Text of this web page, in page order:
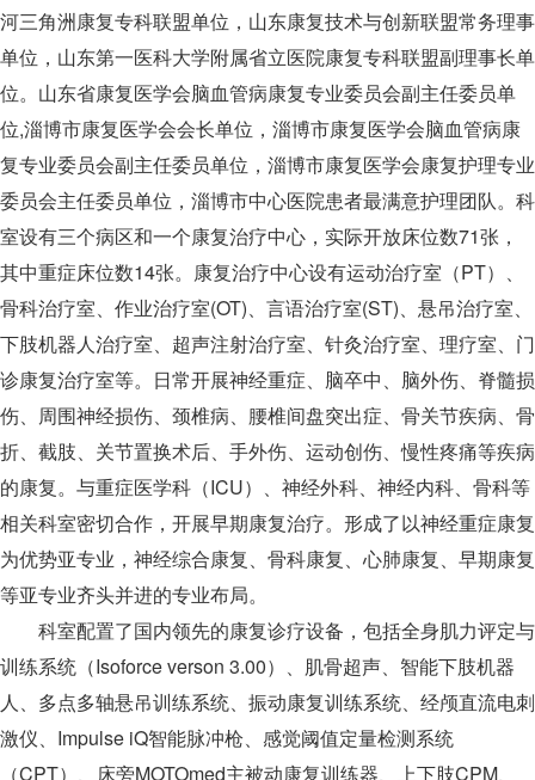
河三角洲康复专科联盟单位，山东康复技术与创新联盟常务理事
单位，山东第一医科大学附属省立医院康复专科联盟副理事长单
位。山东省康复医学会脑血管病康复专业委员会副主任委员单
位,淄博市康复医学会会长单位，淄博市康复医学会脑血管病康
复专业委员会副主任委员单位，淄博市康复医学会康复护理专业
委员会主任委员单位，淄博市中心医院患者最满意护理团队。科
室设有三个病区和一个康复治疗中心，实际开放床位数71张，
其中重症床位数14张。康复治疗中心设有运动治疗室（PT）、
骨科治疗室、作业治疗室(OT)、言语治疗室(ST)、悬吊治疗室、
下肢机器人治疗室、超声注射治疗室、针灸治疗室、理疗室、门
诊康复治疗室等。日常开展神经重症、脑卒中、脑外伤、脊髓损
伤、周围神经损伤、颈椎病、腰椎间盘突出症、骨关节疾病、骨
折、截肢、关节置换术后、手外伤、运动创伤、慢性疼痛等疾病
的康复。与重症医学科（ICU）、神经外科、神经内科、骨科等
相关科室密切合作，开展早期康复治疗。形成了以神经重症康复
为优势亚专业，神经综合康复、骨科康复、心肺康复、早期康复
等亚专业齐头并进的专业布局。
科室配置了国内领先的康复诊疗设备，包括全身肌力评定与
训练系统（Isoforce verson 3.00）、肌骨超声、智能下肢机器
人、多点多轴悬吊训练系统、振动康复训练系统、经颅直流电刺
激仪、Impulse iQ智能脉冲枪、感觉阈值定量检测系统
（CPT）、床旁MOTOmed主被动康复训练器、上下肢CPM、